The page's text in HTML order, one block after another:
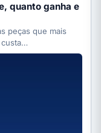
quanto ganha e
peças que mais
custa…